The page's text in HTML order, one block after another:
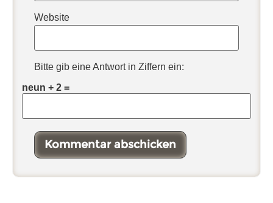
Website
Bitte gib eine Antwort in Ziffern ein:
neun + 2 =